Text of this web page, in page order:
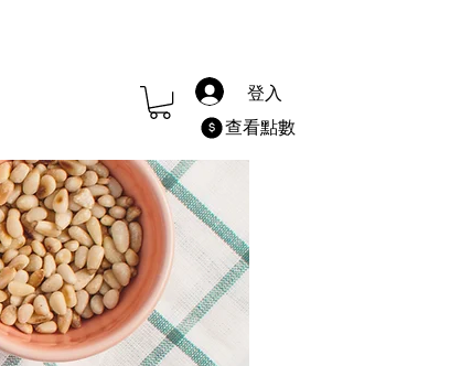
登入
查看點數